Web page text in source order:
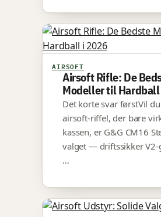
AIRSOFT
Airsoft Rifle: De
Modeller til
Det korte svar førstVil
airsoft-riffel, der bare
kassen, er G&G CM16
valget — driftssikker V2-
…